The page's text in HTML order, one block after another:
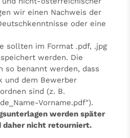
wir einen Nachweis der
oder eine
sollten im Format .pdf, .jpg
werden. Die
so benannt werden, dass
und dem Bewerber
sind (z. B.
Vorname.pdf").
werden später
daher nicht retourniert.